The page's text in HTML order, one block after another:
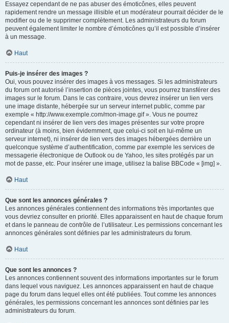
Essayez cependant de ne pas abuser des émoticônes, elles peuvent
rapidement rendre un message illisible et un modérateur pourrait décider de le
modifier ou de le supprimer complètement. Les administrateurs du forum
peuvent également limiter le nombre d’émoticônes qu’il est possible d’insérer
à un message.
Haut
Puis-je insérer des images ?
Oui, vous pouvez insérer des images à vos messages. Si les administrateurs
du forum ont autorisé l’insertion de pièces jointes, vous pourrez transférer des
images sur le forum. Dans le cas contraire, vous devrez insérer un lien vers
une image distante, hébergée sur un serveur internet public, comme par
exemple « http://www.exemple.com/mon-image.gif ». Vous ne pourrez
cependant ni insérer de lien vers des images présentes sur votre propre
ordinateur (à moins, bien évidemment, que celui-ci soit en lui-même un
serveur internet), ni insérer de lien vers des images hébergées derrière un
quelconque système d’authentification, comme par exemple les services de
messagerie électronique de Outlook ou de Yahoo, les sites protégés par un
mot de passe, etc. Pour insérer une image, utilisez la balise BBCode « [img] ».
Haut
Que sont les annonces générales ?
Les annonces générales contiennent des informations très importantes que
vous devriez consulter en priorité. Elles apparaissent en haut de chaque forum
et dans le panneau de contrôle de l’utilisateur. Les permissions concernant les
annonces générales sont définies par les administrateurs du forum.
Haut
Que sont les annonces ?
Les annonces contiennent souvent des informations importantes sur le forum
dans lequel vous naviguez. Les annonces apparaissent en haut de chaque
page du forum dans lequel elles ont été publiées. Tout comme les annonces
générales, les permissions concernant les annonces sont définies par les
administrateurs du forum.